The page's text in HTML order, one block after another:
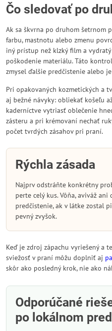
Čo sledovať po
Ak sa škvrna po druhom šetrnom
farbu, mastnotu alebo zmenu
iný prístup než klzký film a
poškodenie materiálu. Táto
zmysel ďalšie predčistenie alebo
Pri opakovaných kozmetických a
aj bežné návyky: obliekať košeľu
kaderníctve vytriasť oblečenie
zásteru a pri krémovaní nechať
počet tvrdých zásahov pri praní.
Rýchla zásada
Najprv odstráňte konkrétny
perte celý kus. Vôňa, aviváž
predčistenie, ak v látke zostal
pevný zvyšok.
Keď je zdroj zápachu vyriešený a
sviežosť v praní môžu doplniť aj
skôr ako posledný krok, nie ako
Odporúčané
po lokálnom